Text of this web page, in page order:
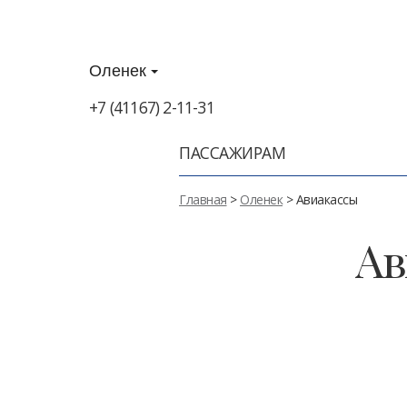
Оленек
+7 (41167) 2-11-31
ПАССАЖИРАМ
Главная > Оленек> Авиакассы